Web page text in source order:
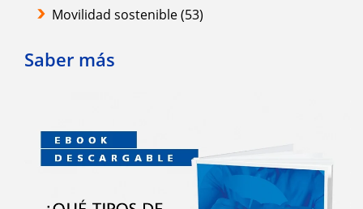
Movilidad sostenible(53)
Saber más